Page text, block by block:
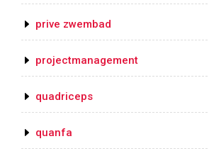
prive zwembad
projectmanagement
quadriceps
quanfa